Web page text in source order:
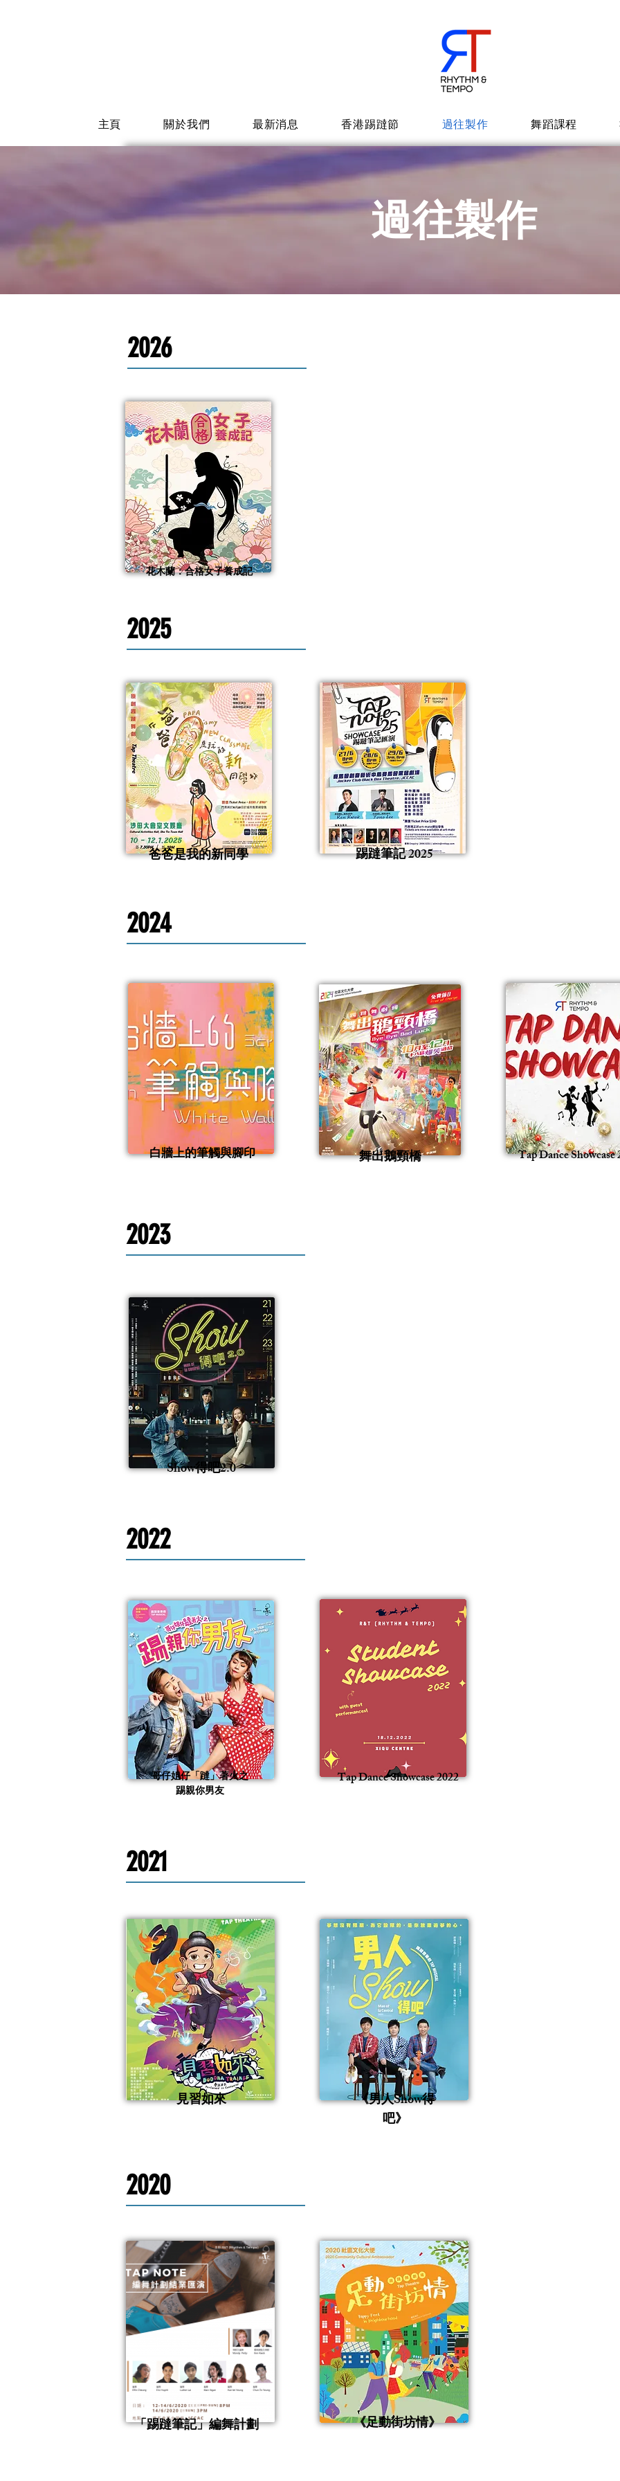
主頁 關於我們 最新消息 香港踢躂節 過往製作 舞蹈課程
​過往製作
2026
花木蘭：合格女子養成記
2025
爸爸是我的新同學 踢躂筆記 2025
2024
白牆上的筆觸與腳印 舞出鵝頸橋 Tap Dance Showcase
2023
Show得吧2.0
2022
哥仔姐仔「躂」著火之
踢親你男友
Tap Dance Showcase 2022
2021
見習如來
《男人Show得
吧》
2020
「踢躂筆記」編舞計劃 《足動街坊情》